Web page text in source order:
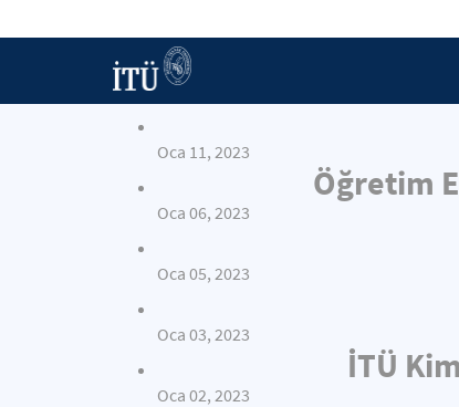
Oca 11, 2023
Öğretim
Oca 06, 2023
Oca 05, 2023
Oca 03, 2023
İTÜ
Oca 02, 2023